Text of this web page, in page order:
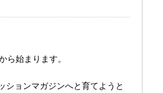
ら始まります。
ションマガジンへと育てようと